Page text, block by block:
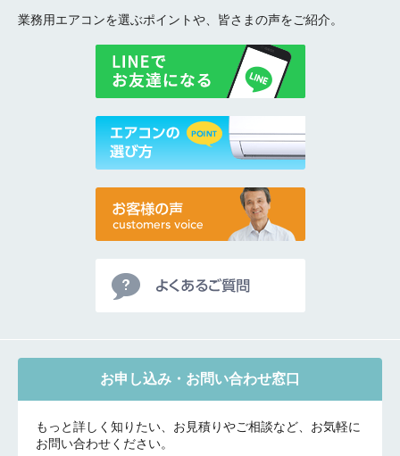
業務用エアコンを選ぶポイントや、皆さまの声をご紹介。
お申し込み・お問い合わせ窓口
もっと詳しく知りたい、お見積りやご相談など、お気軽に
お問い合わせください。